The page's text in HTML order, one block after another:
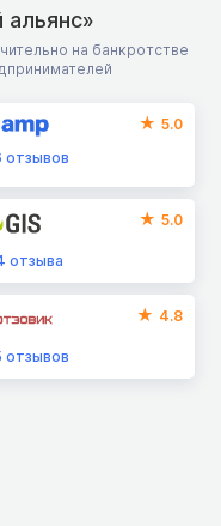
на банкротстве
5.0
отзывов
5.0
отзыва
4.8
отзывов